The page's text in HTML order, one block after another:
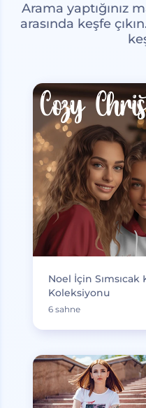
Arama yaptığınız
arasında keşfe
Noel İçin Sımsıcak
Koleksiyonu
6 sahne